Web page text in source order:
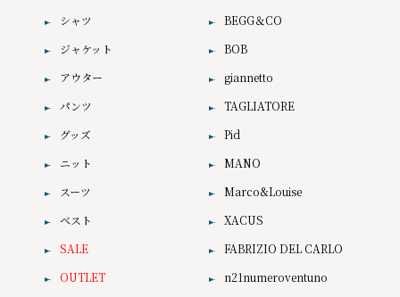
シャツ
ジャケット
アウター
パンツ
グッズ
ニット
スーツ
ベスト
SALE
OUTLET
BEGG＆CO
BOB
giannetto
TAGLIATORE
Pid
MANO
Marco&Louise
XACUS
FABRIZIO DEL CARLO
n21numeroventuno